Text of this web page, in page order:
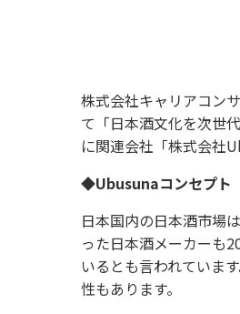
株式会社キャリアコン
て「日本酒文化を次世
に関連会社「株式会社
◆Ubusunaコンセプト
日本国内の日本酒市場
った日本酒メーカーも
いるとも言われていま
性もあります。